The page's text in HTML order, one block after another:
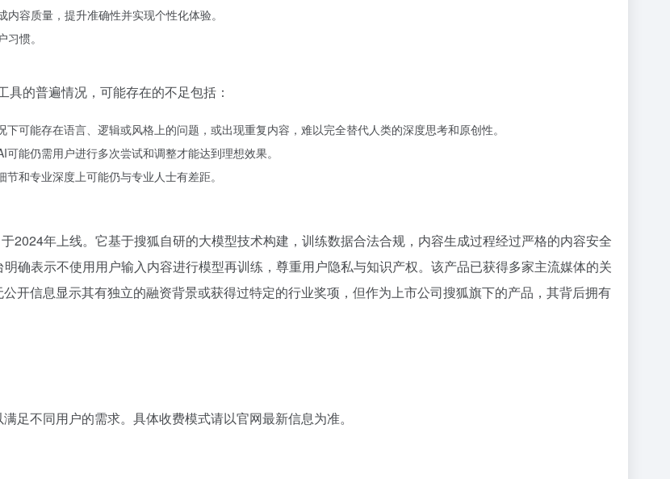
容质量，提升准确性并实现个性化体验。
惯。
的普遍情况，可能存在的不足包括：
下可能存在语言、逻辑或风格上的问题，或出现重复内容，难以完全替代人类的深度思考和原创性。
能仍需用户进行多次尝试和调整才能达到理想效果。
和专业深度上可能仍与专业人士有差距。
2024年上线。它基于搜狐自研的大模型技术构建，训练数据合法合规，内容生成过程经过严格的内容安全
确表示不使用用户输入内容进行模型再训练，尊重用户隐私与知识产权。该产品已获得多家主流媒体的关
开信息显示其有独立的融资背景或获得过特定的行业奖项，但作为上市公司搜狐旗下的产品，其背后拥有
足不同用户的需求。具体收费模式请以官网最新信息为准。